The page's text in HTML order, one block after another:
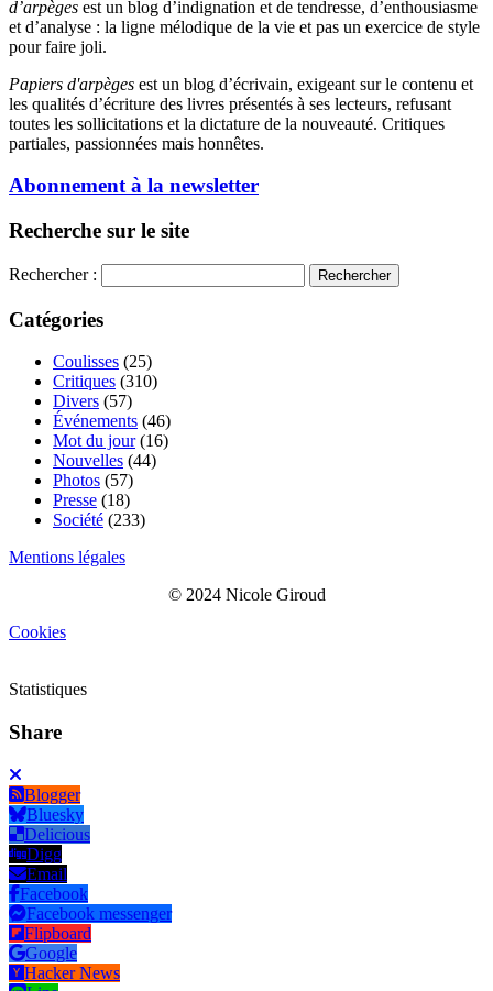
d’arpèges est un blog d’indignation et de tendresse, d’enthousiasme
et d’analyse : la ligne mélodique de la vie et pas un exercice de style
pour faire joli.
Papiers d'arpèges est un blog d’écrivain, exigeant sur le contenu et
les qualités d’écriture des livres présentés à ses lecteurs, refusant
toutes les sollicitations et la dictature de la nouveauté. Critiques
partiales, passionnées mais honnêtes.
Abonnement à la newsletter
Recherche sur le site
Rechercher :
Catégories
Coulisses (25)
Critiques (310)
Divers (57)
Événements (46)
Mot du jour(16)
Nouvelles (44)
Photos (57)
Presse (18)
Société (233)
Mentions légales
© 2024 Nicole Giroud
Cookies
Statistiques
Share
Blogger
Bluesky
Delicious
Digg
Email
Facebook
Facebook messenger
Flipboard
Google
Hacker News